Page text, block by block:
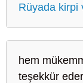
Rüyada kirpi
hem
teşekkür